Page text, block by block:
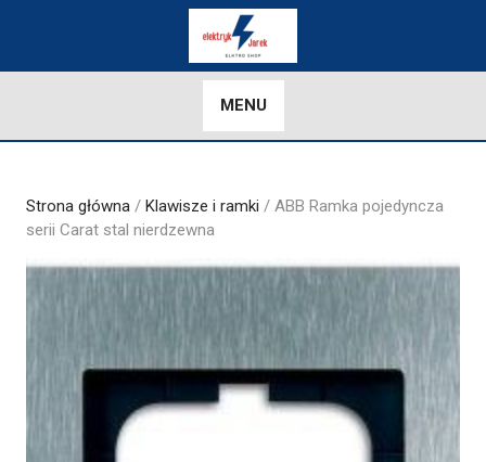
MENU
Strona główna / Klawisze i ramki / ABB Ramka pojedyncza
serii Carat stal nierdzewna